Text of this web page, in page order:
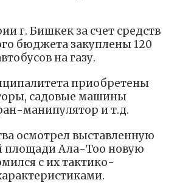
г. Бишкек за счет средств
бюджета закуплены 120
на газу.
приобретены
садовые машины
манипулятор и т.д.
осмотрел выставленную
площади Ала-Тоо новую
с их тактико-